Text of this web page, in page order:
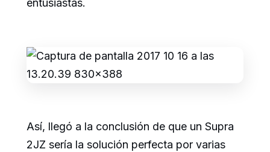
entusiastas.
Así, llegó a la conclusión de que un Supra
2JZ sería la solución perfecta por varias